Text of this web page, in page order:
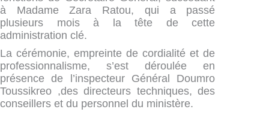
à Madame Zara Ratou, qui a passé
plusieurs mois à la tête de cette
administration clé.
La cérémonie, empreinte de cordialité et de
professionnalisme, s’est déroulée en
présence de l’inspecteur Général Doumro
Toussikreo ,des directeurs techniques, des
conseillers et du personnel du ministère.